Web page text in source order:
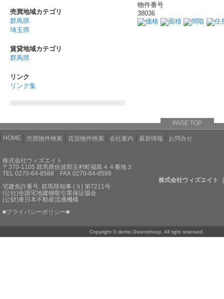
物件番号
38036
価格
面積 間取 住
売買地域カテゴリ
群馬県
埼玉県
賃貸地域カテゴリ
群馬県
リンク
リンク集
PAGE TOP
HOME 売買物件検索 賃貸物件検索 会社案内 最新情報 お問合せ
株式会社ウィズエイト
〒370-1105 群馬県佐波郡玉村町福島４４番地３
TEL 0270-64-8588 FAX 0270-64-8599
株式会社ウィズエイト
宅建免許番号: 群馬県知事 (３) 第7211号
(公社)全国宅地建物取引業保証協会
(公財)東日本不動産流通機構
■プライバシーポリシー■
Copyright © demo.Greensheep. All right reserved.